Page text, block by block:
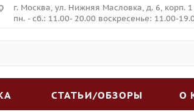
г. Москва, ул. Нижняя Масловка, д. 6, корп. 1
пн. - сб.: 11.00- 20.00 воскресенье: 11.00-
СТАТЬИ/ОБЗОРЫ О